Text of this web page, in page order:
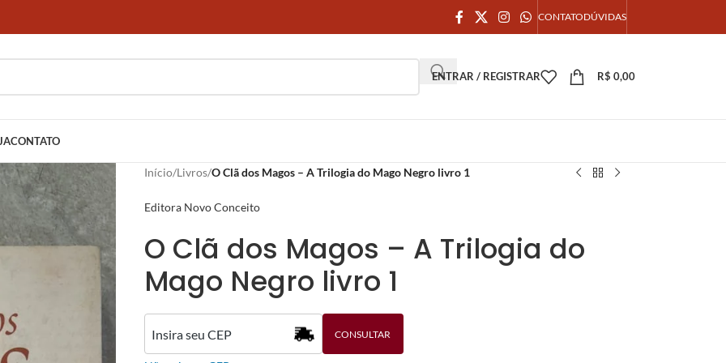
CONTATODÚVIDAS
ENTRAR / REGISTRAR R$ 0,00
CONTATO
Início/Livros/O Clã dos Magos – A Trilogia do Mago Negro livro 1
Editora Novo Conceito
O Clã dos Magos – A Trilogia do
Mago Negro livro 1
CONSULTAR